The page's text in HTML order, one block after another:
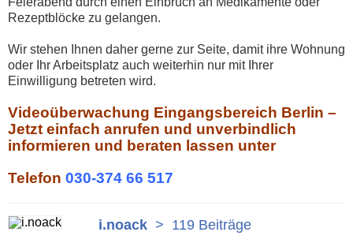
Rezeptblöcke zu gelangen.
Wir stehen Ihnen daher gerne zur Seite, damit ihre Wohnung
oder Ihr Arbeitsplatz auch weiterhin nur mit Ihrer
Einwilligung betreten wird.
Videoüberwachung Eingangsbereich Berlin –
Jetzt einfach anrufen und unverbindlich
informieren und beraten lassen unter
Telefon 030-374 66 517
i.noack > 119 Beiträge